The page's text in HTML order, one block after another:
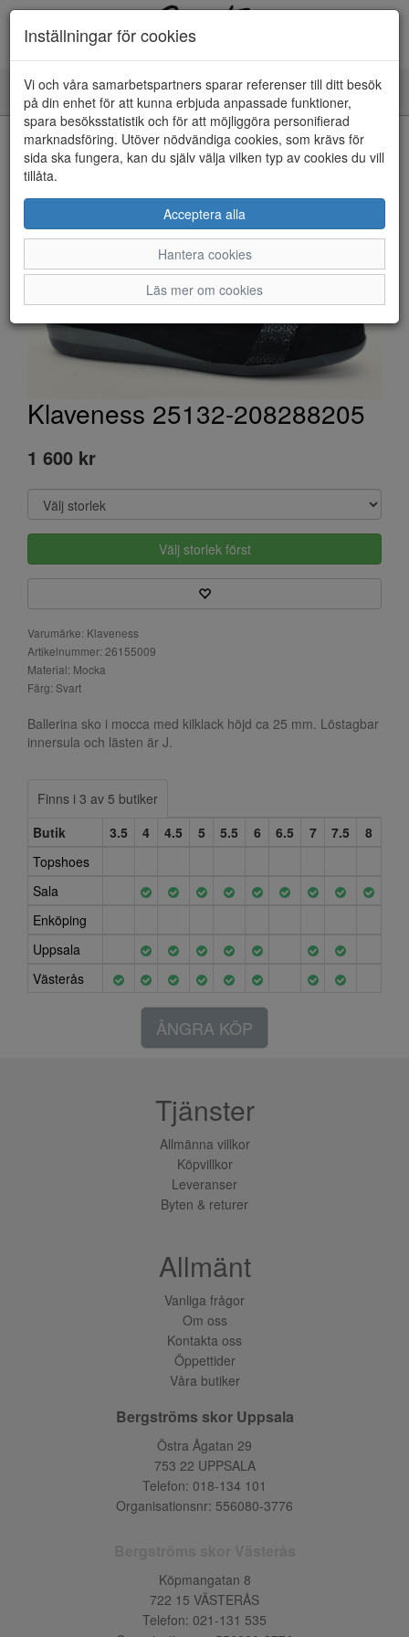
Toggle
navigation
HEM
Klaveness 25132-208288205
1 600 kr
Välj storlek först
Varumärke: Klaveness
Artikelnummer: 26155009
Material: Mocka
Färg: Svart
Ballerina sko i mocca med kilklack höjd ca 25 mm. Löstagbar
innersula och lästen är J.
Finns i 3 av 5 butiker
Butik
3.5 4 4.5 5 5.5 6 6.5 7 7.5
8
Topshoes
Sala
Enköping
Uppsala
Västerås
ÅNGRA KÖP
Inställningar för cookies
Vi och våra samarbetspartners sparar referenser till ditt besök
på din enhet för att kunna erbjuda anpassade funktioner,
spara besöksstatistik och för att möjliggöra personifierad
marknadsföring. Utöver nödvändiga cookies, som krävs för
sida ska fungera, kan du själv välja vilken typ av cookies du vill
tillåta.
Acceptera alla
Hantera cookies
Läs mer om cookies
Tjänster
Allmänna villkor
Köpvillkor
Leveranser
Byten & returer
Allmänt
Vanliga frågor
Om oss
Kontakta oss
Öppettider
Våra butiker
Bergströms skor Uppsala
Östra Ågatan 29
753 22 UPPSALA
Telefon: 018-134 101
Organisationsnr: 556080-3776
Köpmangatan 8
722 15 VÄSTERÅS
Telefon: 021-131 535